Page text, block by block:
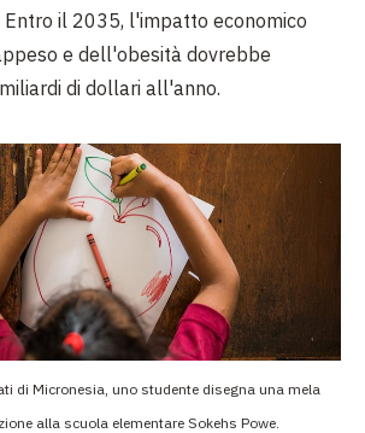
il 2035, l'impatto economico
e dell'obesità dovrebbe
di dollari all'anno.
di Micronesia, uno studente disegna una mela
alla scuola elementare Sokehs Powe.